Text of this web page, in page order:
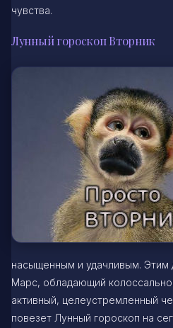
чувства.
Лунный гороскоп Вторник
насыщенным и удачливым. Этим
Марс, обладающий
активный, целеустремленный
повезет Лунный гороскоп на